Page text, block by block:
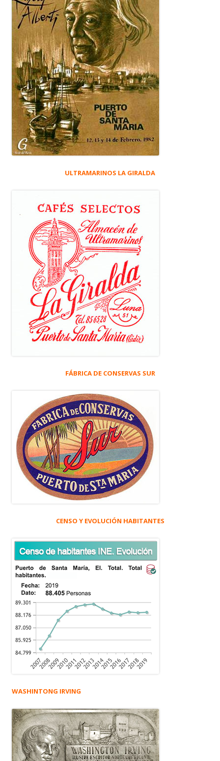
ULTRAMARINOS LA GIRALDA
FÁBRICA DE CONSERVAS SUR
CENSO Y EVOLUCIÓN HABITANTES
WASHINTONG IRVING